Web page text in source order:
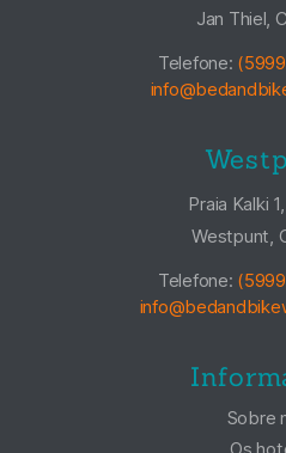
Jan Thiel,
Telefone:
Praia Kalki
Westpunt,
Telefone:
Sobre